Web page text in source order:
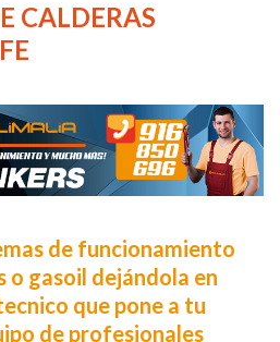
CALDERAS
de funcionamiento
o gasoil dejándola en
que pone a tu
de profesionales